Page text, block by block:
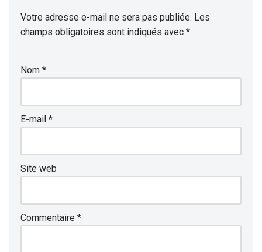
Votre adresse e-mail ne sera pas publiée. Les
champs obligatoires sont indiqués avec *
Nom *
E-mail *
Site web
Commentaire *